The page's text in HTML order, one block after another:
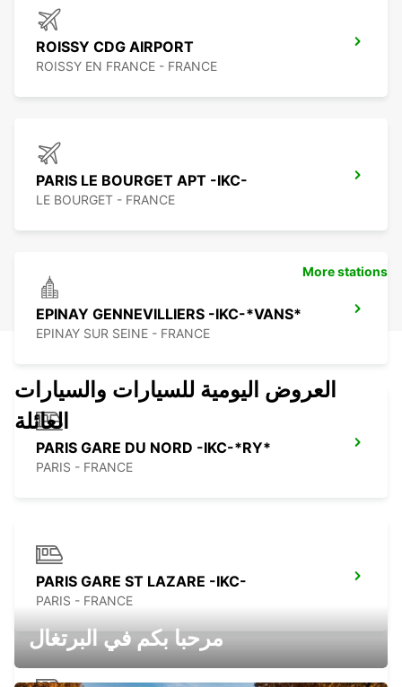
ROISSY CDG AIRPORT
ROISSY EN FRANCE - FRANCE
PARIS LE BOURGET APT -IKC-
LE BOURGET - FRANCE
EPINAY GENNEVILLIERS -IKC-*VANS*
EPINAY SUR SEINE - FRANCE
PARIS GARE DU NORD -IKC-*RY*
PARIS - FRANCE
PARIS GARE ST LAZARE -IKC-
PARIS - FRANCE
More stations
العروض اليومية للسيارات والسيارات
العائلة
مرحبا بكم في البرتغال